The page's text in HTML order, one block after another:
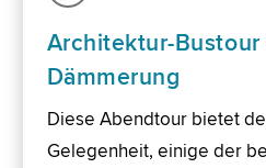
Architektur-
Dämmerung
Diese Abendtour bietet
Gelegenheit, einige der